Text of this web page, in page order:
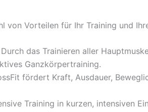
von Vorteilen für Ihr Training und
das Trainieren aller
Ganzkörpertraining.
fördert Kraft, Ausdauer,
Training in kurzen, intensiven